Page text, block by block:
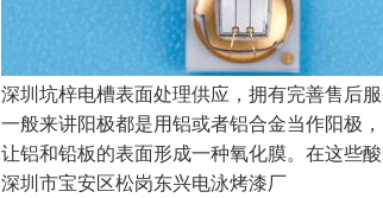
深圳坑梓电槽表面处理供应，拥有完善售后
一般来讲阳极都是用铝或者铝合金当作阳极
让铝和铅板的表面形成一种氧化膜。在这些
深圳市宝安区松岗东兴电泳烤漆厂